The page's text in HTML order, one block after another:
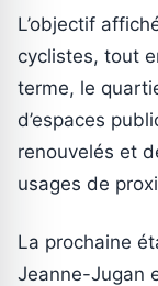
L’objectif
cyclistes, tout
terme, le
d’espaces
renouvelés et
usages de
La prochaine
Jeanne-Jugan